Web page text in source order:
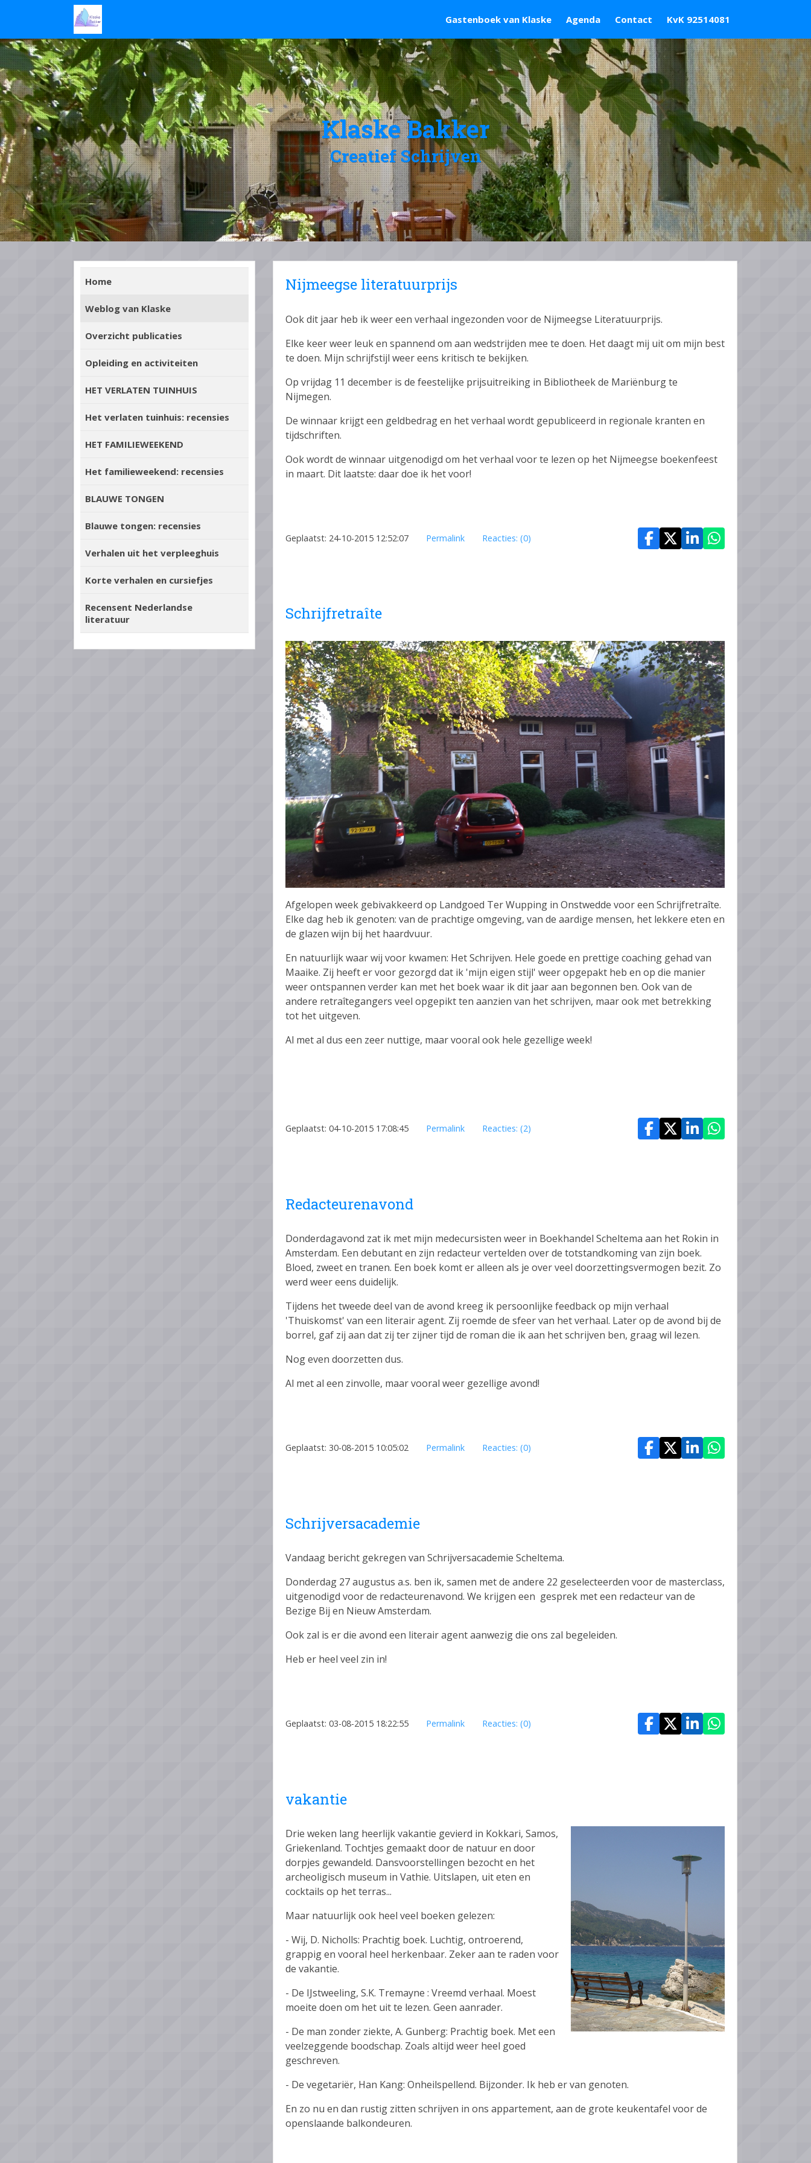
Gastenboek van Klaske Agenda Contact KvK 92514081
Klaske Bakker
Creatief Schrijven
Nijmeegse literatuurprijs
Ook dit jaar heb ik weer een verhaal ingezonden voor de Nijmeegse Literatuurprijs.
Elke keer weer leuk en spannend om aan wedstrijden mee te doen. Het daagt mij uit om mijn best
te doen. Mijn schrijfstijl weer eens kritisch te bekijken.
Op vrijdag 11 december is de feestelijke prijsuitreiking in Bibliotheek de Mariënburg te
Nijmegen.
De winnaar krijgt een geldbedrag en het verhaal wordt gepubliceerd in regionale kranten en
tijdschriften.
Ook wordt de winnaar uitgenodigd om het verhaal voor te lezen op het Nijmeegse boekenfeest
in maart. Dit laatste: daar doe ik het voor!
Geplaatst: 24-10-2015 12:52:07 Permalink Reacties: (0)
Schrijfretraîte
Afgelopen week gebivakkeerd op Landgoed Ter Wupping in Onstwedde voor een Schrijfretraîte.
Elke dag heb ik genoten: van de prachtige omgeving, van de aardige mensen, het lekkere eten en
de glazen wijn bij het haardvuur.
En natuurlijk waar wij voor kwamen: Het Schrijven. Hele goede en prettige coaching gehad van
Maaike. Zij heeft er voor gezorgd dat ik 'mijn eigen stijl' weer opgepakt heb en op die manier
weer ontspannen verder kan met het boek waar ik dit jaar aan begonnen ben. Ook van de
andere retraîtegangers veel opgepikt ten aanzien van het schrijven, maar ook met betrekking
tot het uitgeven.
Al met al dus een zeer nuttige, maar vooral ook hele gezellige week!
Geplaatst: 04-10-2015 17:08:45 Permalink Reacties: (2)
Redacteurenavond
Donderdagavond zat ik met mijn medecursisten weer in Boekhandel Scheltema aan het Rokin in
Amsterdam. Een debutant en zijn redacteur vertelden over de totstandkoming van zijn boek.
Bloed, zweet en tranen. Een boek komt er alleen als je over veel doorzettingsvermogen bezit. Zo
werd weer eens duidelijk.
Tijdens het tweede deel van de avond kreeg ik persoonlijke feedback op mijn verhaal
'Thuiskomst' van een literair agent. Zij roemde de sfeer van het verhaal. Later op de avond bij de
borrel, gaf zij aan dat zij ter zijner tijd de roman die ik aan het schrijven ben, graag wil lezen.
Nog even doorzetten dus.
Al met al een zinvolle, maar vooral weer gezellige avond!
Geplaatst: 30-08-2015 10:05:02 Permalink Reacties: (0)
Schrijversacademie
Vandaag bericht gekregen van Schrijversacademie Scheltema.
Donderdag 27 augustus a.s. ben ik, samen met de andere 22 geselecteerden voor de masterclass,
uitgenodigd voor de redacteurenavond. We krijgen een gesprek met een redacteur van de
Bezige Bij en Nieuw Amsterdam.
Ook zal is er die avond een literair agent aanwezig die ons zal begeleiden.
Heb er heel veel zin in!
Geplaatst: 03-08-2015 18:22:55 Permalink Reacties: (0)
vakantie
Drie weken lang heerlijk vakantie gevierd in Kokkari, Samos,
Griekenland. Tochtjes gemaakt door de natuur en door
dorpjes gewandeld. Dansvoorstellingen bezocht en het
archeoligisch museum in Vathie. Uitslapen, uit eten en
cocktails op het terras...
Maar natuurlijk ook heel veel boeken gelezen:
- Wij, D. Nicholls: Prachtig boek. Luchtig, ontroerend,
grappig en vooral heel herkenbaar. Zeker aan te raden voor
de vakantie.
- De IJstweeling, S.K. Tremayne : Vreemd verhaal. Moest
moeite doen om het uit te lezen. Geen aanrader.
- De man zonder ziekte, A. Gunberg: Prachtig boek. Met een
veelzeggende boodschap. Zoals altijd weer heel goed
geschreven.
- De vegetariër, Han Kang: Onheilspellend. Bijzonder. Ik heb er van genoten.
En zo nu en dan rustig zitten schrijven in ons appartement, aan de grote keukentafel voor de
openslaande balkondeuren.
Home
Weblog van Klaske
Overzicht publicaties
Opleiding en activiteiten
HET VERLATEN TUINHUIS
Het verlaten tuinhuis: recensies
HET FAMILIEWEEKEND
Het familieweekend: recensies
BLAUWE TONGEN
Blauwe tongen: recensies
Verhalen uit het verpleeghuis
Korte verhalen en cursiefjes
Recensent Nederlandse
literatuur